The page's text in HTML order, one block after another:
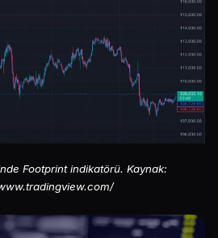
Footprint indikatörü. Kaynak: